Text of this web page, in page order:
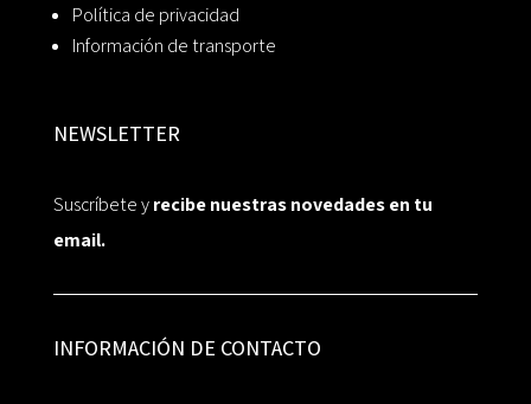
Política de privacidad
Información de transporte
NEWSLETTER
Suscríbete yrecibe nuestras novedades en tu
email.
INFORMACIÓN DE CONTACTO